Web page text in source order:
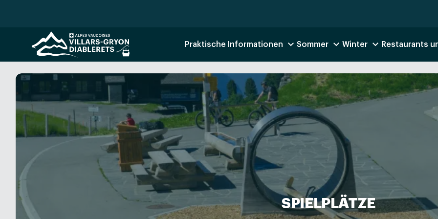
Praktische Informationen Sommer Winter Restaurants
SPIELPLÄTZE